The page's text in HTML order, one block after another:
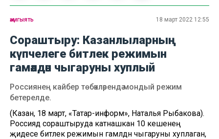
җәмгыять 18 март 2022 12:55
Сораштыру: Казанлыларның
күпчелеге битлек режимын
гамәлдән чыгаруны хуплый
Россиянең кайбер төбәкләрендә мондый режим
бетерелде.
(Казан, 18 март, «Татар-информ», Наталья Рыбакова).
Россиядә сораштыруда катнашкан 10 кешенең
җидесе битлек режимын гамәлдән чыгаруны хуплаган,